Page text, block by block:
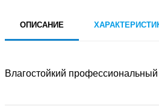
ОПИСАНИЕ
Влагостойкий